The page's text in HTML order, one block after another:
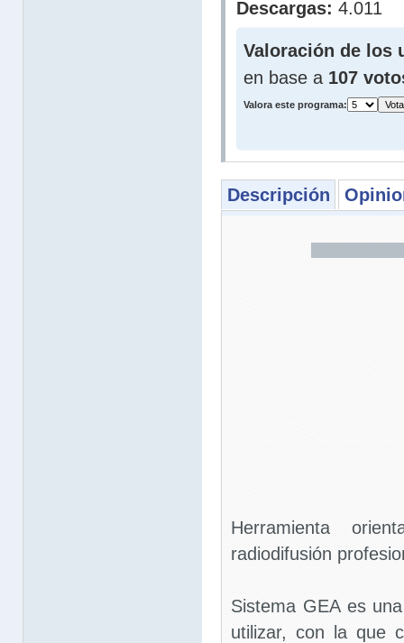
Descargas: 4.011
Valoración de los
en base a 107
Valora este programa:
Descripción
Herramienta
radiodifusión
Sistema GEA es
utilizar, con la que